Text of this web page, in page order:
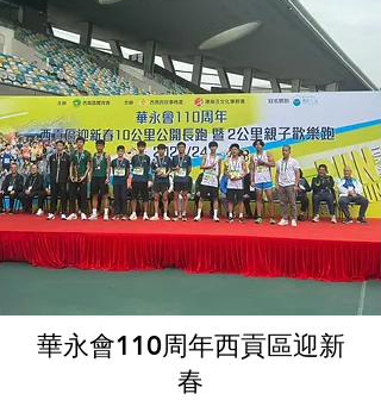
華永會110周年西貢區迎新
春